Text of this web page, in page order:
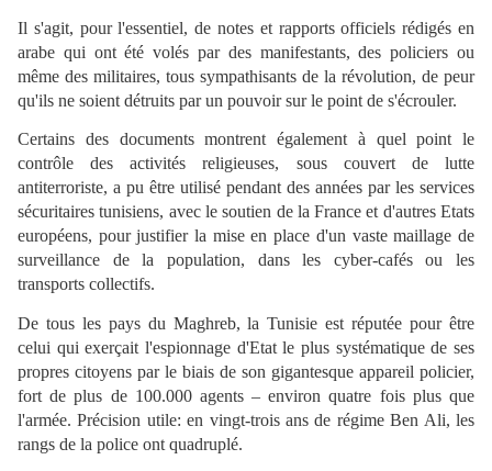
Il s'agit, pour l'essentiel, de notes et rapports officiels rédigés en
arabe qui ont été volés par des manifestants, des policiers ou
même des militaires, tous sympathisants de la révolution, de peur
qu'ils ne soient détruits par un pouvoir sur le point de s'écrouler.
Certains des documents montrent également à quel point le
contrôle des activités religieuses, sous couvert de lutte
antiterroriste, a pu être utilisé pendant des années par les services
sécuritaires tunisiens, avec le soutien de la France et d'autres Etats
européens, pour justifier la mise en place d'un vaste maillage de
surveillance de la population, dans les cyber-cafés ou les
transports collectifs.
De tous les pays du Maghreb, la Tunisie est réputée pour être
celui qui exerçait l'espionnage d'Etat le plus systématique de ses
propres citoyens par le biais de son gigantesque appareil policier,
fort de plus de 100.000 agents – environ quatre fois plus que
l'armée. Précision utile: en vingt-trois ans de régime Ben Ali, les
rangs de la police ont quadruplé.